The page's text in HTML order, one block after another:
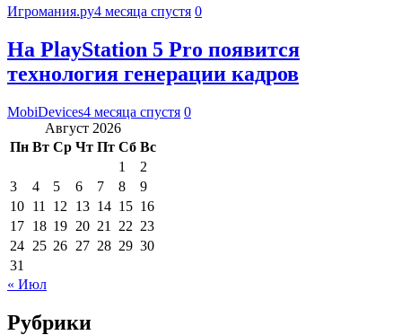
Игромания.ру4 месяца спустя 0
На PlayStation 5 Pro появится
технология генерации кадров
MobiDevices4 месяца спустя 0
Август 2026
Пн Вт Ср Чт Пт Сб Вс
1
2
3
4 5 6 7 8
9
10 11 12 13 14 15 16
17 18 19 20 21 22 23
24 25 26 27 28 29 30
31
« Июл
Рубрики